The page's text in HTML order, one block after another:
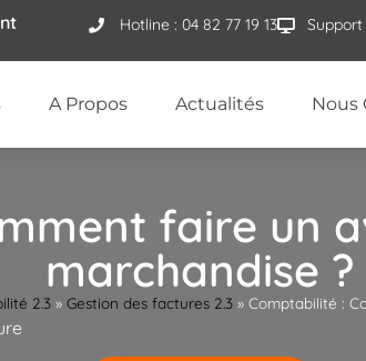
Hotline : 04 82 77 19 13
A Propos Actualités Nous
faire un
marchandise ?
2.3 » Gestion des factures 2.3 » Comptabilité :